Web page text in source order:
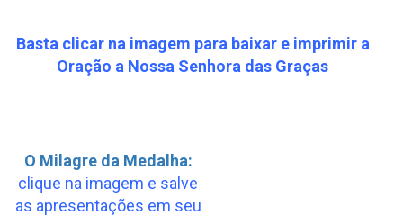
Basta clicar na imagem para baixar e imprimir a
Oração a Nossa Senhora das Graças
O Milagre da Medalha:
clique na imagem e salve
as apresentações em seu